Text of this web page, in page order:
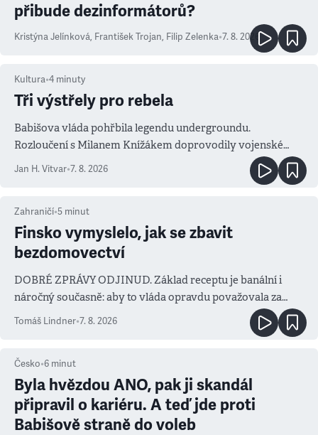
přibude dezinformátorů?
Kristýna Jelínková, František Trojan, Filip Zelenka•7. 8. 2026
Kultura•4 minuty
Tři výstřely pro rebela
Babišova vláda pohřbila legendu undergroundu.
Rozloučení s Milanem Knížákem doprovodily vojenské
salvy i kritika pokrokářů
Jan H. Vitvar•7. 8. 2026
Zahraničí•5 minut
Finsko vymyslelo, jak se zbavit
bezdomovectví
DOBRÉ ZPRÁVY ODJINUD. Základ receptu je banální i
náročný současně: aby to vláda opravdu považovala za
prioritu
Tomáš Lindner•7. 8. 2026
Česko•6 minut
Byla hvězdou ANO, pak ji skandál
připravil o kariéru. A teď jde proti
Babišově straně do voleb